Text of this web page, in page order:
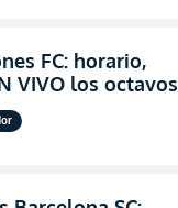
FC: horario,
VIVO los octavos
2026